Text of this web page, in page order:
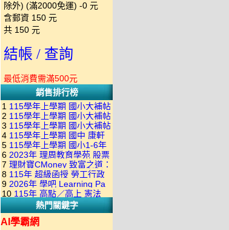
除外) (滿2000免運) -0 元
含郵資 150 元
共 150 元
結帳 / 查詢
最低消費需滿500元
銷售排行榜
1 115學年上學期 國小大補帖
南一版 國語+數學+社會+生活
+自然 1-6年級 教學光碟DVD
版(3DVD)
2 115學年上學期 國小大補帖
康軒版 國語+數學+社會+生活
+自然 1-6年級 教學光碟DVD
版(3DVD)
3 115學年上學期 國小大補帖
翰林版 國語+數學+社會+生活
+自然 1-6年級 教學光碟DVD
版(3DVD)
4 115學年上學期 國中 康軒
各科平時練習卷&段考複習卷
(補充資源全收錄) DVD版(2片
裝)
5 115學年上學期 國小1-6年
級 習作解答(含康軒.南一.翰林
全版本.全科目)合輯版 DVD版
6 2023年 理周教育學苑 股票
當沖煉金術 主講：朱家泓 國
語發音 DVD版
7 理財寶CMoney 致富之道：
上班族飆股攻略班 主講：朱
家泓+林穎 國語發音 DVD版
8 115年 超級函授 勞工行政
與勞工立法概要 18堂課+總複
習 陸川老師 含PDF講義 函授
DVD(7DVD)
9 2026年 學吧 Learning Pa
小王子 當沖X波段 08課 國語
發音 DVD版(2DVD)
10 115年 高點／高上 憲法
18堂課 宗台大老師 含PDF講
義 函授DVD(8DVD)【適用於
熱門關鍵字
AI學霸網